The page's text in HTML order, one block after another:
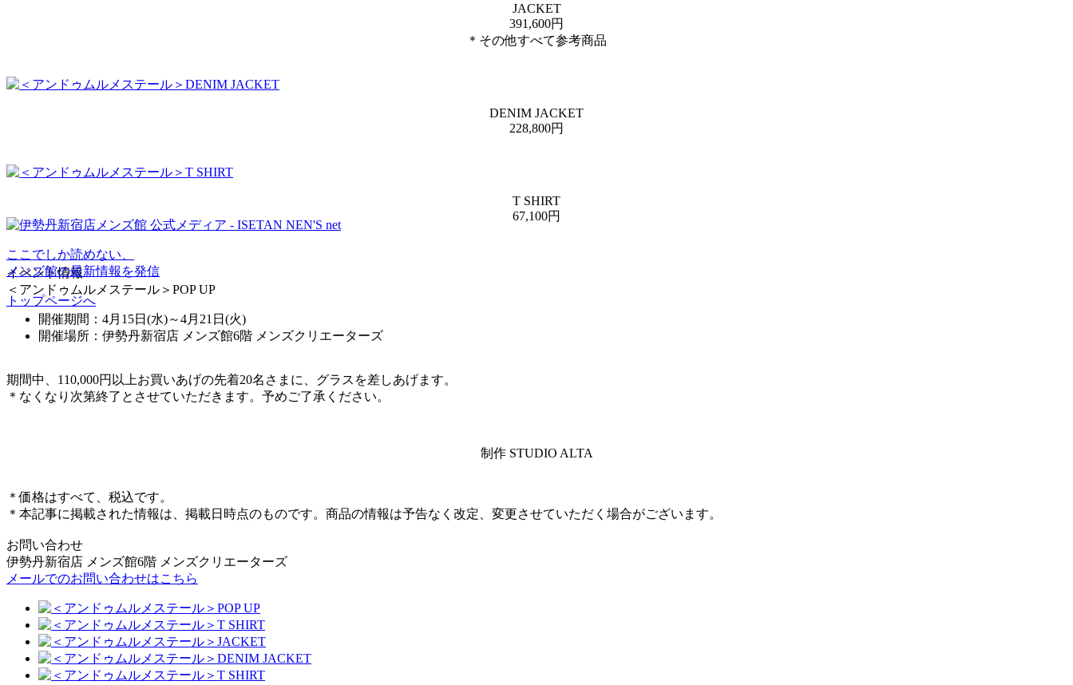
JACKET
391,600円
＊その他すべて参考商品
DENIM JACKET
228,800円
T SHIRT
67,100円
イベント情報
＜アンドゥムルメステール＞POP UP
開催期間：4月15日(水)～4月21日(火)
開催場所：伊勢丹新宿店 メンズ館6階 メンズクリエーターズ
期間中、110,000円以上お買いあげの先着20名さまに、グラスを差しあげます。
＊なくなり次第終了とさせていただきます。予めご了承ください。
制作 STUDIO ALTA
＊価格はすべて、税込です。
＊本記事に掲載された情報は、掲載日時点のものです。商品の情報は予告なく改定、変更させていただく場合がございます。
お問い合わせ
伊勢丹新宿店 メンズ館6階 メンズクリエーターズ
メールでのお問い合わせはこちら
ここでしか読めない、
メンズ館の最新情報を発信
トップページへ